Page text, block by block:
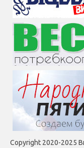
Copyright 2020-2025